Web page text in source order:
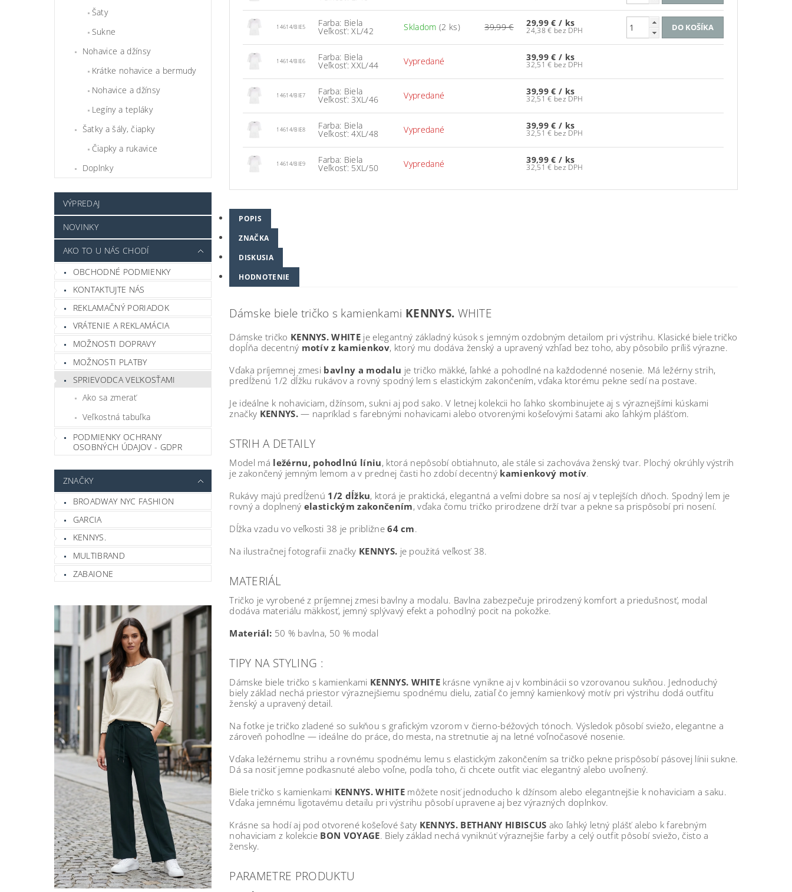
Šaty
Sukne
Nohavice a džínsy
Krátke nohavice a bermudy
Nohavice a džínsy
Legíny a tepláky
Šatky a šály, čiapky
Čiapky a rukavice
Doplnky
VÝPREDAJ
NOVINKY
AKO TO U NÁS CHODÍ
OBCHODNÉ PODMIENKY
KONTAKTUJTE NÁS
REKLAMAČNÝ PORIADOK
VRÁTENIE A REKLAMÁCIA
MOŽNOSTI DOPRAVY
MOŽNOSTI PLATBY
SPRIEVODCA VEĽKOSŤAMI
Ako sa zmerať
Veľkostná tabuľka
PODMIENKY OCHRANY
OSOBNÝCH ÚDAJOV - GDPR
ZNAČKY
BROADWAY NYC FASHION
GARCIA
KENNYS.
MULTIBRAND
ZABAIONE
14614/BIE5 Farba: Biela
Veľkosť: XL/42 Skladom (2 ks) 39,99 € 29,99 € / ks
24,38 € bez DPH
14614/BIE6 Farba: Biela
Veľkosť: XXL/44 Vypredané 39,99 € / ks
32,51 € bez DPH
14614/BIE7 Farba: Biela
Veľkosť: 3XL/46 Vypredané 39,99 € / ks
32,51 € bez DPH
14614/BIE8 Farba: Biela
Veľkosť: 4XL/48 Vypredané 39,99 € / ks
32,51 € bez DPH
14614/BIE9 Farba: Biela
Veľkosť: 5XL/50 Vypredané 39,99 € / ks
32,51 € bez DPH
POPIS
ZNAČKA
DISKUSIA
HODNOTENIE
Dámske biele tričko s kamienkami KENNYS. WHITE
Dámske tričko KENNYS. WHITE je elegantný základný kúsok s jemným ozdobným detailom pri výstrihu. Klasické biele tričko
dopĺňa decentný motív z kamienkov, ktorý mu dodáva ženský a upravený vzhľad bez toho, aby pôsobilo príliš výrazne.
Vďaka príjemnej zmesi bavlny a modalu je tričko mäkké, ľahké a pohodlné na každodenné nosenie. Má ležérny strih,
predĺženú 1/2 dĺžku rukávov a rovný spodný lem s elastickým zakončením, vďaka ktorému pekne sedí na postave.
Je ideálne k nohaviciam, džínsom, sukni aj pod sako. V letnej kolekcii ho ľahko skombinujete aj s výraznejšími kúskami
značky KENNYS.— napríklad s farebnými nohavicami alebo otvorenými košeľovými šatami ako ľahkým plášťom.
STRIH A DETAILY
Model má ležérnu, pohodlnú líniu, ktorá nepôsobí obtiahnuto, ale stále si zachováva ženský tvar. Plochý okrúhly výstrih
je zakončený jemným lemom a v prednej časti ho zdobí decentný kamienkový motív.
Rukávy majú predĺženú 1/2 dĺžku, ktorá je praktická, elegantná a veľmi dobre sa nosí aj v teplejších dňoch. Spodný lem je
rovný a doplnený elastickým zakončením, vďaka čomu tričko prirodzene drží tvar a pekne sa prispôsobí pri nosení.
Dĺžka vzadu vo veľkosti 38 je približne64 cm.
Na ilustračnej fotografii značky KENNYS. je použitá veľkosť 38.
MATERIÁL
Tričko je vyrobené z príjemnej zmesi bavlny a modalu. Bavlna zabezpečuje prirodzený komfort a priedušnosť, modal
dodáva materiálu mäkkosť, jemný splývavý efekt a pohodlný pocit na pokožke.
Materiál: 50 % bavlna, 50 % modal
TIPY NA STYLING :
Dámske biele tričko s kamienkami KENNYS. WHITE krásne vynikne aj v kombinácii so vzorovanou sukňou. Jednoduchý
biely základ nechá priestor výraznejšiemu spodnému dielu, zatiaľ čo jemný kamienkový motív pri výstrihu dodá outfitu
ženský a upravený detail.
Na fotke je tričko zladené so sukňou s grafickým vzorom v čierno-béžových tónoch. Výsledok pôsobí sviežo, elegantne a
zároveň pohodlne — ideálne do práce, do mesta, na stretnutie aj na letné voľnočasové nosenie.
Vďaka ležérnemu strihu a rovnému spodnému lemu s elastickým zakončením sa tričko pekne prispôsobí pásovej línii sukne.
Dá sa nosiť jemne podkasnuté alebo voľne, podľa toho, či chcete outfit viac elegantný alebo uvoľnený.
Biele tričko s kamienkami KENNYS. WHITEmôžete nosiť jednoducho k džínsom alebo elegantnejšie k nohaviciam a saku.
Vďaka jemnému ligotavému detailu pri výstrihu pôsobí upravene aj bez výrazných doplnkov.
Krásne sa hodí aj pod otvorené košeľové šaty KENNYS. BETHANY HIBISCUS ako ľahký letný plášť alebo k farebným
nohaviciam z kolekcie BON VOYAGE. Biely základ nechá vyniknúť výraznejšie farby a celý outfit pôsobí sviežo, čisto a
žensky.
PARAMETRE PRODUKTU